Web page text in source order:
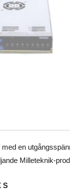
en
Milleteknik-
S